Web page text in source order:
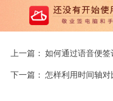
上一篇： 如何通过语音便签
下一篇： 怎样利用时间轴对